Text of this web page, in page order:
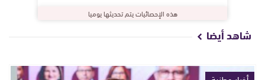
هذه الإحصائيات يتم تحديثها يوميا
شاهد أيضا